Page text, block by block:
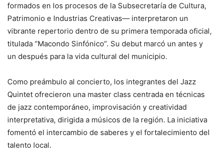
formados en los procesos de la Subsecretaría de Cultura,
Patrimonio e Industrias Creativas— interpretaron un
vibrante repertorio dentro de su primera temporada oficial,
titulada “Macondo Sinfónico”. Su debut marcó un antes y
un después para la vida cultural del municipio.
Como preámbulo al concierto, los integrantes del Jazz
Quintet ofrecieron una master class centrada en técnicas
de jazz contemporáneo, improvisación y creatividad
interpretativa, dirigida a músicos de la región. La iniciativa
fomentó el intercambio de saberes y el fortalecimiento del
talento local.